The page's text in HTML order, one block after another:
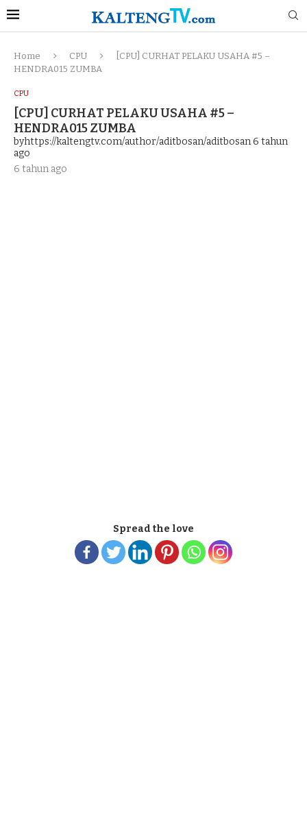
Home CPU
[CPU] CURHAT PELAKU USAHA #5 –
HENDRA015 ZUMBA
CPU
[CPU] CURHAT PELAKU USAHA #5 –
HENDRA015 ZUMBA
byhttps://kaltengtv.com/author/aditbosan/aditbosan6 tahun
ago
6 tahun ago
Spread the love